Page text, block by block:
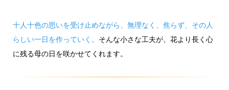
十人十色の思いを受け止めながら、無理なく、焦らず、その人
らしい一日を作っていく。 そんな小さな工夫が、花より長く心
に残る母の日を咲かせてくれます。